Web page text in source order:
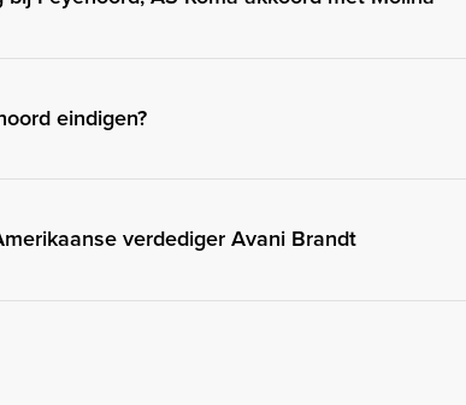
eindigen?
verdediger Avani Brandt